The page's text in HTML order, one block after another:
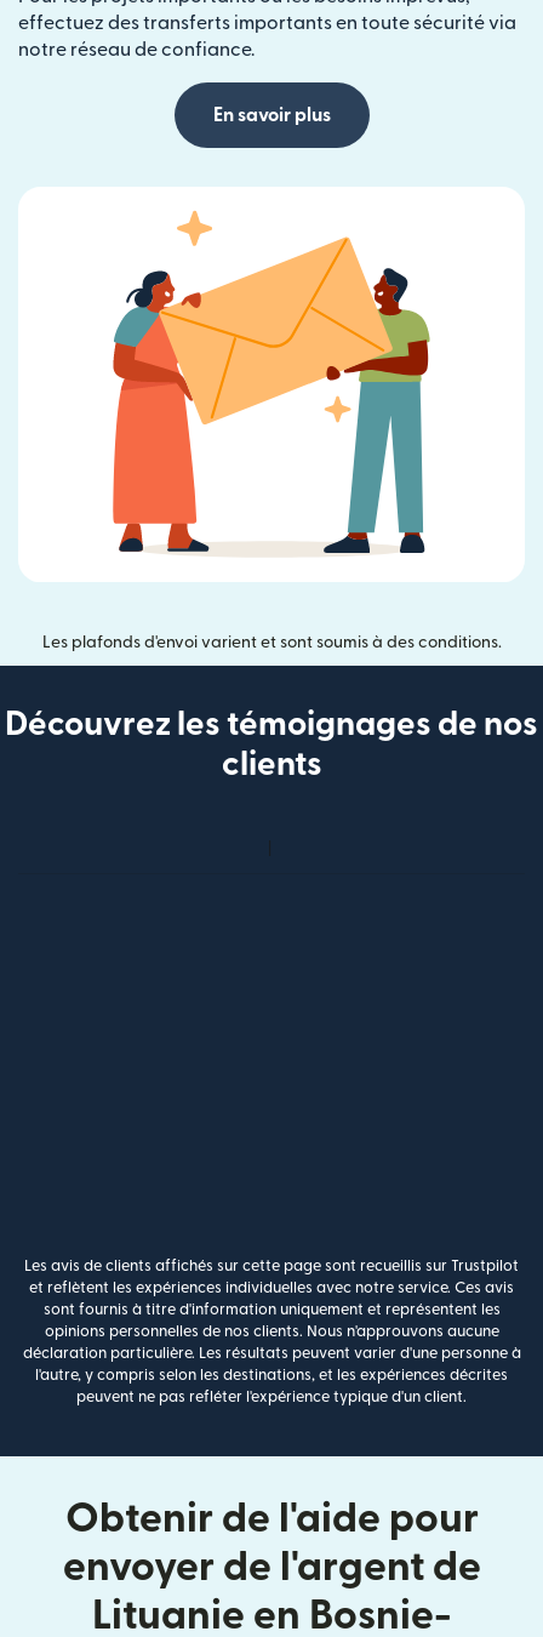
effectuez des transferts importants en toute sécurité via
notre réseau de confiance.
En savoir plus
Les plafonds d'envoi varient et sont soumis à des conditions.
Découvrez les témoignages de nos
clients
Les avis de clients affichés sur cette page sont recueillis sur Trustpilot
et reflètent les expériences individuelles avec notre service. Ces avis
sont fournis à titre d'information uniquement et représentent les
opinions personnelles de nos clients. Nous n'approuvons aucune
déclaration particulière. Les résultats peuvent varier d'une personne à
l'autre, y compris selon les destinations, et les expériences décrites
peuvent ne pas refléter l'expérience typique d'un client.
Obtenir de l'aide pour
envoyer de l'argent de
Lituanie en Bosnie-